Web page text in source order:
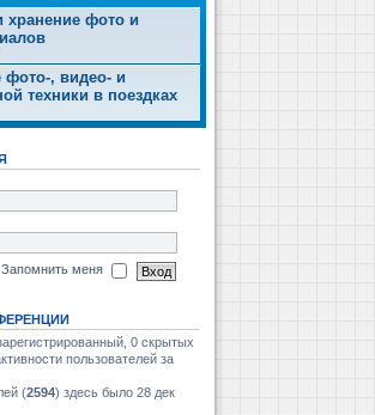
хранение фото и
фото-, видео- и
техники в поездках
Запомнить меня
0 скрытых
пользователей за
(2594) здесь было 28 дек